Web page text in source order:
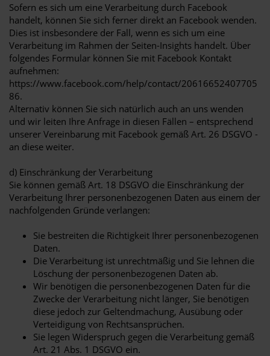
Sofern es sich um eine Verarbeitung durch Facebook
handelt, können Sie sich ferner direkt an Facebook wenden.
Dies ist insbesondere der Fall, wenn es sich um eine
Verarbeitung im Rahmen der Seiten-Insights handelt. Über
folgendes Formular können Sie mit Facebook Kontakt
aufnehmen:
https://www.facebook.com/help/contact/20616652407705
86.
Alternativ können Sie sich natürlich auch an uns wenden
und wir leiten Ihre Anfrage in diesen Fällen – entsprechend
unserer Vereinbarung mit Facebook gemäß Art. 26 DSGVO -
an diese weiter.
d) Einschränkung der Verarbeitung
Sie können gemäß Art. 18 DSGVO die Einschränkung der
Verarbeitung Ihrer personenbezogenen Daten aus einem der
nachfolgenden Gründe verlangen:
Sie bestreiten die Richtigkeit Ihrer personenbezogenen
Daten.
Die Verarbeitung ist unrechtmäßig und Sie lehnen die
Löschung der personenbezogenen Daten ab.
Wir benötigen die personenbezogenen Daten für die
Zwecke der Verarbeitung nicht länger, Sie benötigen
diese jedoch zur Geltendmachung, Ausübung oder
Verteidigung von Rechtsansprüchen.
Sie legen Widerspruch gegen die Verarbeitung gemäß
Art. 21 Abs. 1 DSGVO ein.